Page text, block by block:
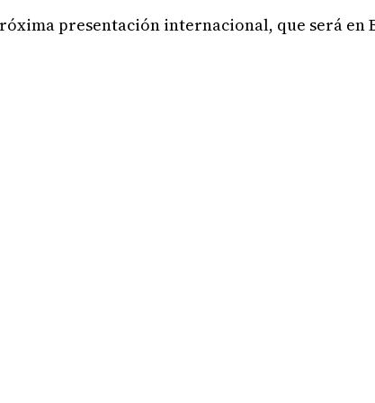
presentación internacional, que será en